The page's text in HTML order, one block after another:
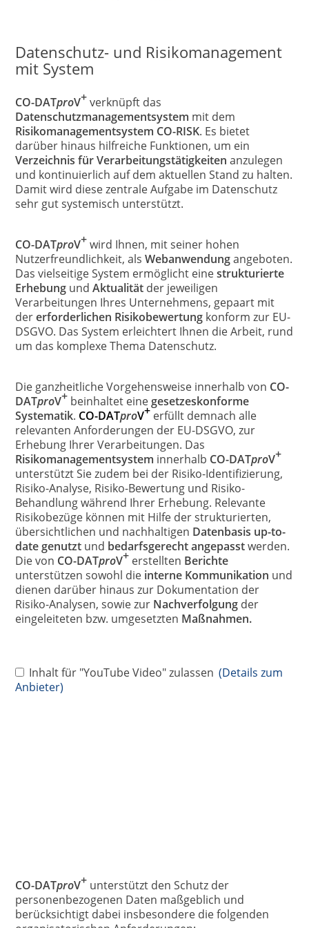
Datenschutz- und Risikomanagement
mit System
CO-DATproV+verknüpft das
Datenschutzmanagementsystem mit dem
Risikomanagementsystem CO-RISK. Es bietet
darüber hinaus hilfreiche Funktionen, um ein
Verzeichnis für Verarbeitungstätigkeiten anzulegen
und kontinuierlich auf dem aktuellen Stand zu halten.
Damit wird diese zentrale Aufgabe im Datenschutz
sehr gut systemisch unterstützt.
CO-DATproV+wird Ihnen, mit seiner hohen
Nutzerfreundlichkeit, alsWebanwendungangeboten.
Das vielseitige System ermöglicht einestrukturierte
Erhebung undAktualität der jeweiligen
Verarbeitungen Ihres Unternehmens, gepaart mit
dererforderlichen Risikobewertung konform zur EU-
DSGVO. Das System erleichtert Ihnen die Arbeit, rund
um das komplexe Thema Datenschutz.
Die ganzheitliche Vorgehensweise innerhalb von CO-
DATproV+ beinhaltet eine gesetzeskonforme
Systematik. CO-DATproV+ erfüllt demnach alle
relevanten Anforderungen der EU-DSGVO, zur
Erhebung Ihrer Verarbeitungen. Das
Risikomanagementsystem innerhalb CO-DATproV+
unterstützt Sie zudem bei der Risiko-Identifizierung,
Risiko-Analyse, Risiko-Bewertung und Risiko-
Behandlung während Ihrer Erhebung. Relevante
Risikobezüge können mit Hilfe der strukturierten,
übersichtlichen und nachhaltigen Datenbasis up-to-
date genutzt und bedarfsgerecht angepasstwerden.
Die von CO-DATproV+ erstellten Berichte
unterstützen sowohl die interne Kommunikation und
dienen darüber hinaus zur Dokumentation der
Risiko-Analysen, sowie zur Nachverfolgung der
eingeleiteten bzw. umgesetzten Maßnahmen.
Inhalt für "YouTube Video" zulassen (Details zum
Anbieter)
CO-DATproV+ unterstützt den Schutz der
personenbezogenen Daten maßgeblich und
berücksichtigt dabei insbesondere die folgenden